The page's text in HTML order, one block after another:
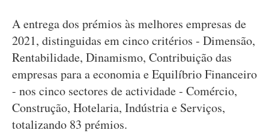
A entrega dos prémios às melhores empresas de
2021, distinguidas em cinco critérios - Dimensão,
Rentabilidade, Dinamismo, Contribuição das
empresas para a economia e Equilíbrio Financeiro
- nos cinco sectores de actividade - Comércio,
Construção, Hotelaria, Indústria e Serviços,
totalizando 83 prémios.